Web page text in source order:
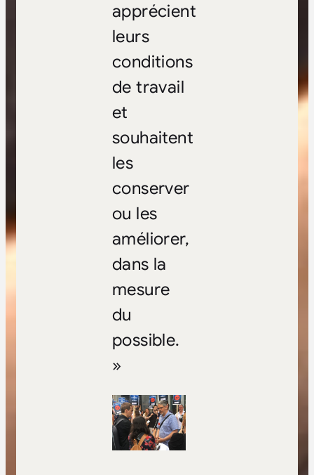
apprécient
leurs
conditions
de travail
et
souhaitent
les
conserver
ou les
améliorer,
dans la
mesure
du
possible.
»